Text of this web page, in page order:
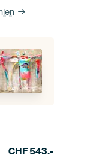
CHF543.-